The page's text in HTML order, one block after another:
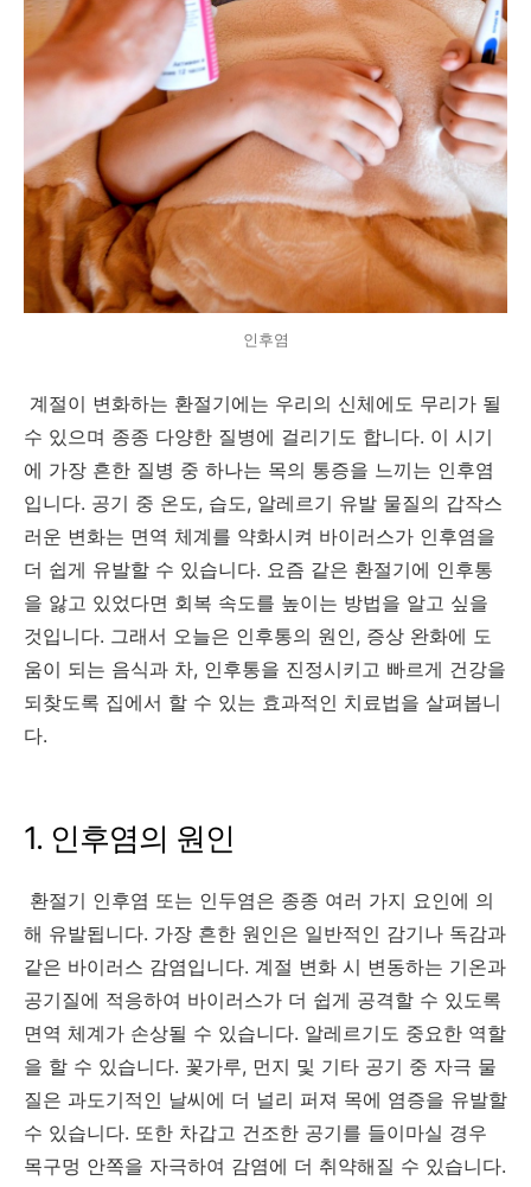
인후염
계절이 변화하는 환절기에는 우리의 신체에도 무리가 될
수 있으며 종종 다양한 질병에 걸리기도 합니다. 이 시기
에 가장 흔한 질병 중 하나는 목의 통증을 느끼는 인후염
입니다. 공기 중 온도, 습도, 알레르기 유발 물질의 갑작스
러운 변화는 면역 체계를 약화시켜 바이러스가 인후염을
더 쉽게 유발할 수 있습니다. 요즘 같은 환절기에 인후통
을 앓고 있었다면 회복 속도를 높이는 방법을 알고 싶을
것입니다. 그래서 오늘은 인후통의 원인, 증상 완화에 도
움이 되는 음식과 차, 인후통을 진정시키고 빠르게 건강을
되찾도록 집에서 할 수 있는 효과적인 치료법을 살펴봅니
다.
1. 인후염의 원인
환절기 인후염 또는 인두염은 종종 여러 가지 요인에 의
해 유발됩니다. 가장 흔한 원인은 일반적인 감기나 독감과
같은 바이러스 감염입니다. 계절 변화 시 변동하는 기온과
공기질에 적응하여 바이러스가 더 쉽게 공격할 수 있도록
면역 체계가 손상될 수 있습니다. 알레르기도 중요한 역할
을 할 수 있습니다. 꽃가루, 먼지 및 기타 공기 중 자극 물
질은 과도기적인 날씨에 더 널리 퍼져 목에 염증을 유발할
수 있습니다. 또한 차갑고 건조한 공기를 들이마실 경우
목구멍 안쪽을 자극하여 감염에 더 취약해질 수 있습니다.